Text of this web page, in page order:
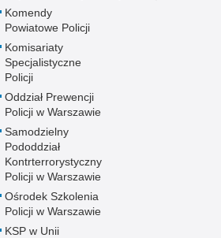
Komendy
Powiatowe Policji
Komisariaty
Specjalistyczne
Policji
Oddział Prewencji
Policji w Warszawie
Samodzielny
Pododdział
Kontrterrorystyczny
Policji w Warszawie
Ośrodek Szkolenia
Policji w Warszawie
KSP w Unii